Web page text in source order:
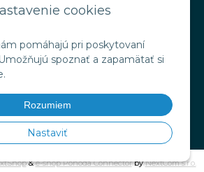
cookies
pomáhajú pri poskytovaní
spoznať a zapamätať si
Rozumiem
Nastaviť
VŠETKO O NÁKUPE
podmienky
Doprava a platba
osobných údajov
&e-shop Pohoda ConnectorbyNextCom s.r.o.